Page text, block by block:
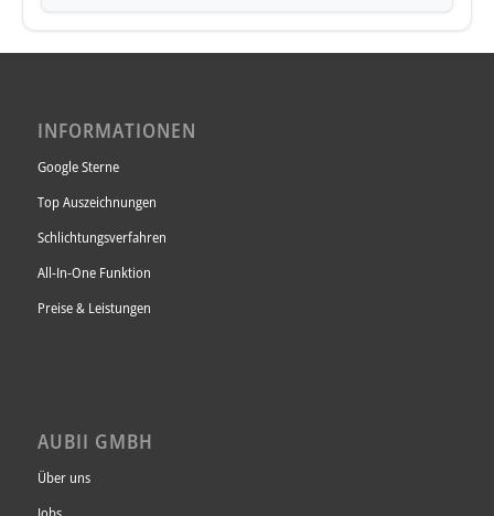
INFORMATIONEN
Google Sterne
Top Auszeichnungen
Schlichtungsverfahren
All-In-One Funktion
Preise & Leistungen
AUBII GMBH
Über uns